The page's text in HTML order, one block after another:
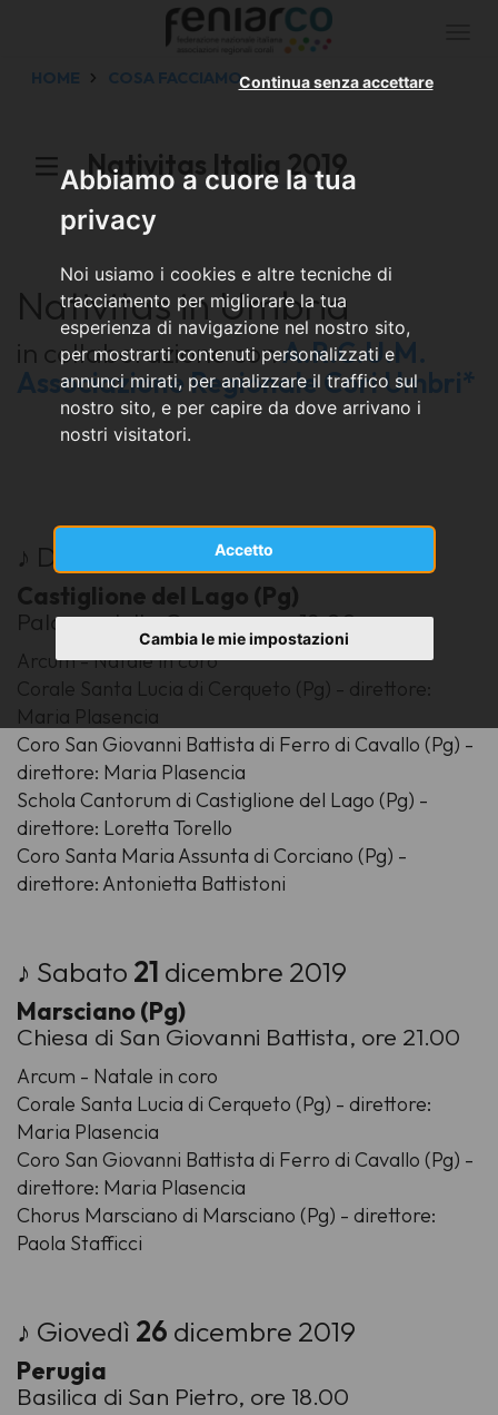
Abbiamo a cuore la tua
privacy
Noi usiamo i cookies e altre tecniche di
tracciamento per migliorare la tua
esperienza di navigazione nel nostro sito,
per mostrarti contenuti personalizzati e
annunci mirati, per analizzare il traffico sul
nostro sito, e per capire da dove arrivano i
nostri visitatori.
Accetto
Continua senza accettare
Cambia le mie impostazioni
HOME COSA FACCIAMO
Nativitas Italia 2019
Nativitas in Umbria
in collaborazione conA.R.C.U.M.
Associazione Regionale Cori Umbri*
♪ Domenica dicembre 2019
Castiglione del Lago (Pg)
Palazzo della Corgna, ore 18.00
Arcum - Natale in coro
Corale Santa Lucia di Cerqueto (Pg) - direttore:
Maria Plasencia
Coro San Giovanni Battista di Ferro di Cavallo (Pg) -
direttore: Maria Plasencia
Schola Cantorum di Castiglione del Lago (Pg) -
direttore: Loretta Torello
Coro Santa Maria Assunta di Corciano (Pg) -
direttore: Antonietta Battistoni
♪ Sabato 21 dicembre 2019
Marsciano (Pg)
Chiesa di San Giovanni Battista, ore 21.00
Arcum - Natale in coro
Corale Santa Lucia di Cerqueto (Pg) - direttore:
Maria Plasencia
Coro San Giovanni Battista di Ferro di Cavallo (Pg) -
direttore: Maria Plasencia
Chorus Marsciano di Marsciano (Pg) - direttore:
Paola Stafficci
♪ Giovedì 26 dicembre 2019
Perugia
Basilica di San Pietro, ore 18.00